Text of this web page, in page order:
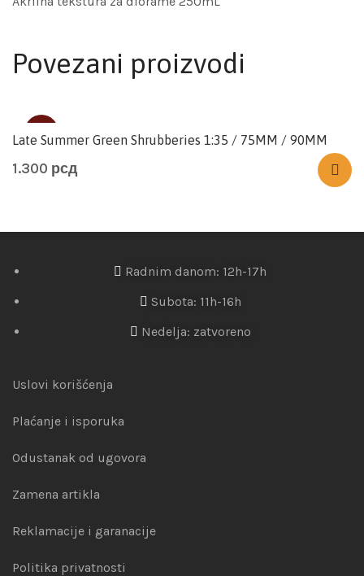
Povezani proizvodi
SOLD
Late Summer Green Shrubberies 1:35 / 75MM / 90MM
1.300 рсд
Radnim danom: 12h-17h
Subota: 11h-16h
Nedelja: zatvoreno
Uslovi korišćenja
Plaćanje i isporuka
Odustanak od ugovora
Zamena artikla
Reklamacije i garanacije
Politika privatnosti